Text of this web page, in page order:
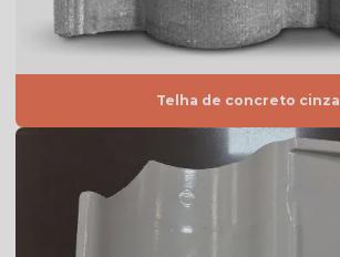
Telha americana valor
Telha de argila
Telha de barro preço
Telha de barro preço unidade
Telha de barro quadrada
Telha de concreto cinza